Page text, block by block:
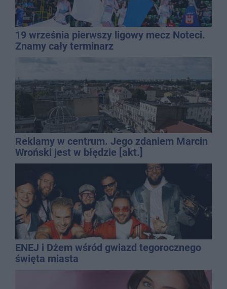
19 września pierwszy ligowy mecz Noteci.
Znamy cały terminarz
Reklamy w centrum. Jego zdaniem Marcin
Wroński jest w błędzie [akt.]
ENEJ i Dżem wśród gwiazd tegorocznego
święta miasta